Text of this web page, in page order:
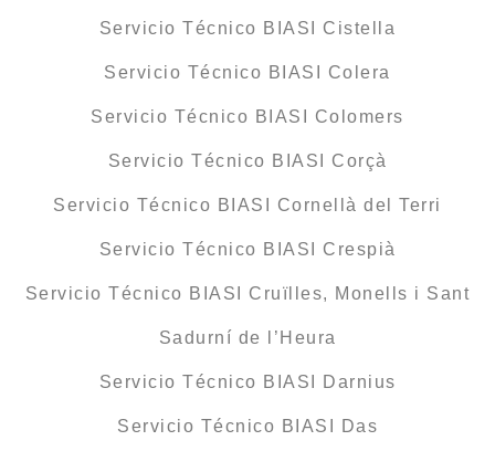
Servicio Técnico BIASI Cistella
Servicio Técnico BIASI Colera
Servicio Técnico BIASI Colomers
Servicio Técnico BIASI Corçà
Servicio Técnico BIASI Cornellà del Terri
Servicio Técnico BIASI Crespià
Servicio Técnico BIASI Cruïlles, Monells i Sant
Sadurní de l’Heura
Servicio Técnico BIASI Darnius
Servicio Técnico BIASI Das